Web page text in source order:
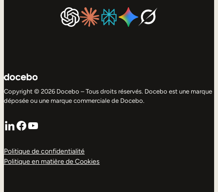
Copyright © 2026 Docebo – Tous droits réservés. Docebo est une marque
déposée ou une marque commerciale de Docebo.
LinkedIn
Facebook
YouTube
Politique de confidentialité
Politique en matière de Cookies